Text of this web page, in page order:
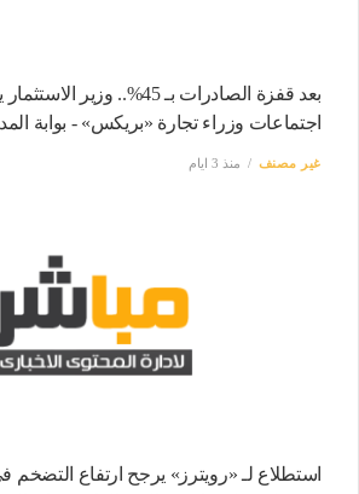
بعد قفزة الصادرات بـ 45%..
اجتماعات وزراء تجارة «بريكس» - بوابة
غير مصنف منذ 3 ايام